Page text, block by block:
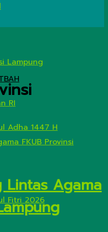
RI
Adha 1447 H
Fitri 2026
Lampung
Lintas Agama